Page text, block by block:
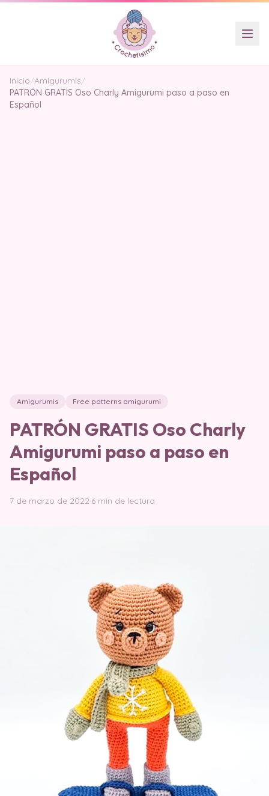
Inicio/Amigurumis/
PATRÓN GRATIS Oso Charly Amigurumi paso a paso en
Español
Amigurumis Free patterns amigurumi
PATRÓN GRATIS Oso Charly
Amigurumi paso a paso en
Español
7 de marzo de 2022·6 min de lectura